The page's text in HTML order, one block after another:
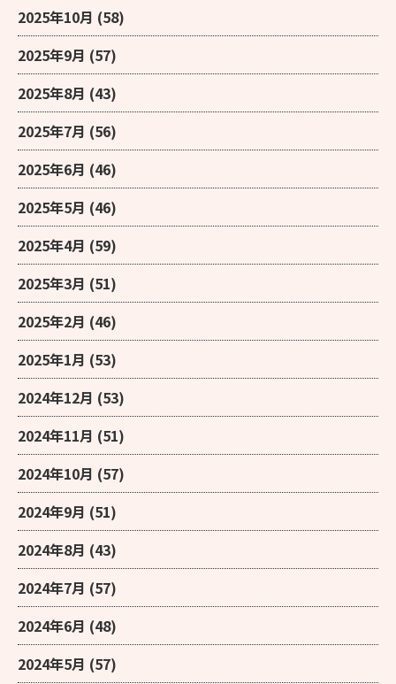
2025年10月 (58)
2025年9月 (57)
2025年8月 (43)
2025年7月 (56)
2025年6月 (46)
2025年5月 (46)
2025年4月 (59)
2025年3月 (51)
2025年2月 (46)
2025年1月 (53)
2024年12月 (53)
2024年11月 (51)
2024年10月 (57)
2024年9月 (51)
2024年8月 (43)
2024年7月 (57)
2024年6月 (48)
2024年5月 (57)